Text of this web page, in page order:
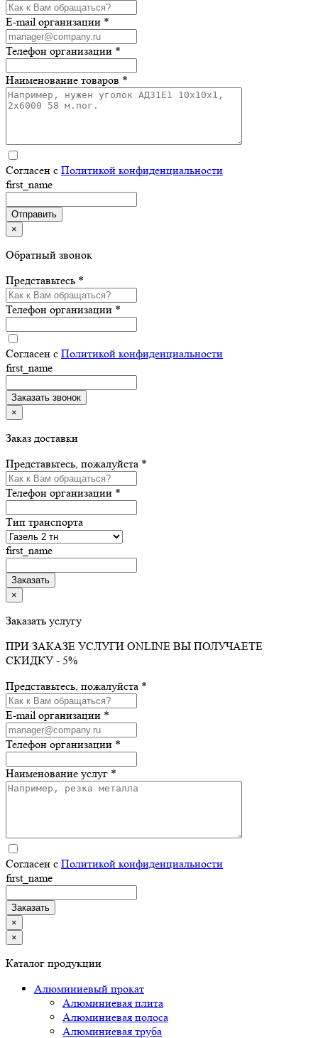
E-mail организации *
Телефон организации *
Наименование товаров *
Согласен с Политикой конфиденциальности
first_name
×
Обратный звонок
Представьтесь *
Телефон организации *
Согласен с Политикой конфиденциальности
first_name
×
Заказ доставки
Представьтесь, пожалуйста *
Телефон организации *
Тип транспорта
first_name
×
Заказать услугу
ПРИ ЗАКАЗЕ УСЛУГИ ONLINE ВЫ ПОЛУЧАЕТЕ
СКИДКУ - 5%
Представьтесь, пожалуйста *
E-mail организации *
Телефон организации *
Наименование услуг *
Согласен с Политикой конфиденциальности
first_name
×
×
Каталог продукции
Алюминиевый прокат
Алюминиевая плита
Алюминиевая полоса
Алюминиевая труба